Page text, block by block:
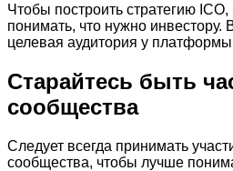
Чтобы построить стратегию
понимать, что нужно инвестору.
целевая аудитория у
Старайтесь быть
сообщества
Следует всегда принимать
сообщества, чтобы лучше